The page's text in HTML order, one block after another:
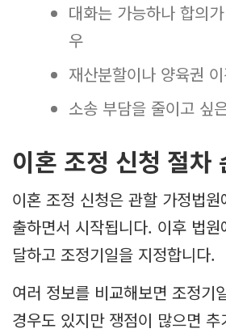
대화는 가능하나 합의
우
재산분할이나 양육권
소송 부담을 줄이고 싶
이혼 조정 신청 절차
이혼 조정 신청은 관할 가정법
출하면서 시작됩니다. 이후 법
달하고 조정기일을 지정합니다.
여러 정보를 비교해보면 조정기
경우도 있지만 쟁점이 많으면